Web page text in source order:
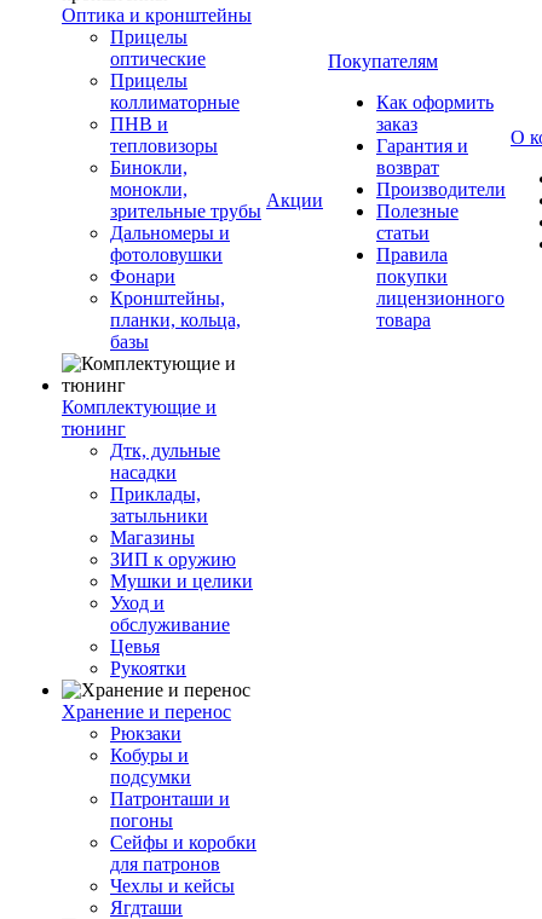
Оптика и кронштейны
Прицелы
оптические
Прицелы
коллиматорные
ПНВ и
тепловизоры
Бинокли,
монокли,
зрительные трубы
Дальномеры и
фотоловушки
Фонари
Кронштейны,
планки, кольца,
базы
Комплектующие и
тюнинг
Дтк, дульные
насадки
Приклады,
затыльники
Магазины
ЗИП к оружию
Мушки и целики
Уход и
обслуживание
Цевья
Рукоятки
Хранение и перенос
Рюкзаки
Кобуры и
подсумки
Патронташи и
погоны
Сейфы и коробки
для патронов
Чехлы и кейсы
Ягдташи
Акции
Покупателям
Как оформить
заказ
Гарантия и
возврат
Производители
Полезные
статьи
Правила
покупки
лицензионного
товара
О